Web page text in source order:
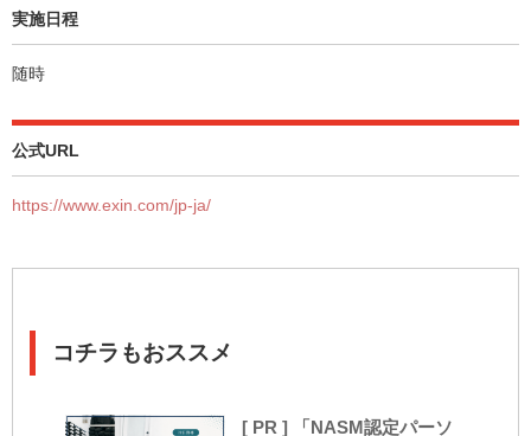
実施日程
随時
公式URL
https://www.exin.com/jp-ja/
コチラもおススメ
[ PR ] 「NASM認定パーソ